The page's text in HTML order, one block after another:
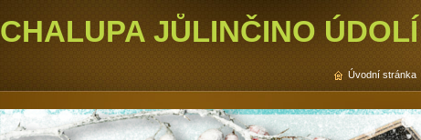
CHALUPA JŮLINČINO ÚDOLÍ
Úvodní stránka